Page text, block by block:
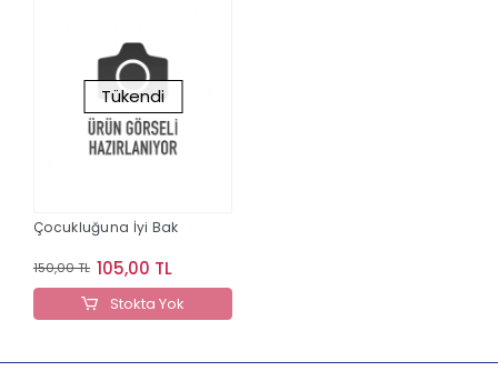
Tükendi
Çocukluğuna İyi Bak
150,00 TL 105,00 TL
Stokta Yok